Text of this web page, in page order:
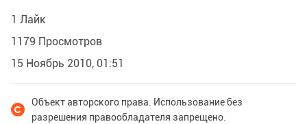
1 Лайк
1179 Просмотров
15 Ноябрь 2010, 01:51
Объект авторского права. Использование без
разрешения правообладателя запрещено.